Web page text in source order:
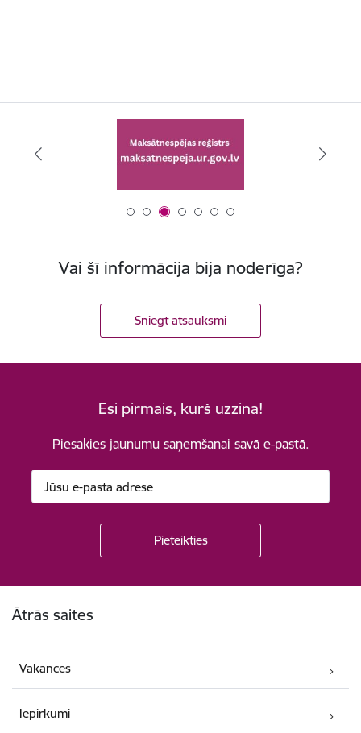
Vai šī informācija bija noderīga?
Sniegt atsauksmi
Esi pirmais, kurš uzzina!
Piesakies jaunumu saņemšanai savā e-pastā.
Ātrās saites
Vakances
Iepirkumi